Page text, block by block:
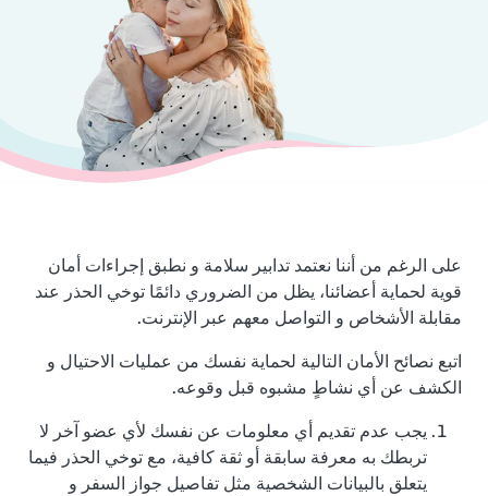
على الرغم من أننا نعتمد تدابير سلامة و نطبق إجراءات أمان
قوية لحماية أعضائنا، يظل من الضروري دائمًا توخي الحذر عند
مقابلة الأشخاص و التواصل معهم عبر الإنترنت.
اتبع نصائح الأمان التالية لحماية نفسك من عمليات الاحتيال و
الكشف عن أي نشاطٍ مشبوه قبل وقوعه.
يجب عدم تقديم أي معلومات عن نفسك لأي عضو آخر لا
تربطك به معرفة سابقة أو ثقة كافية، مع توخي الحذر فيما
يتعلق بالبيانات الشخصية مثل تفاصيل جواز السفر و